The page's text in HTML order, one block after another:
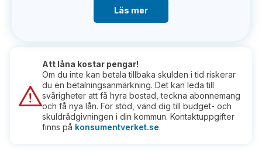
Läs mer
Att låna kostar pengar!
Om du inte kan betala tillbaka skulden i tid riskerar
du en betalningsanmärkning. Det kan leda till
svårigheter att få hyra bostad, teckna abonnemang
och få nya lån. För stöd, vänd dig till budget- och
skuldrådgivningen i din kommun. Kontaktuppgifter
finns på konsumentverket.se.